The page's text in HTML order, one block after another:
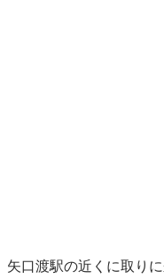
矢口渡駅の近くに取り